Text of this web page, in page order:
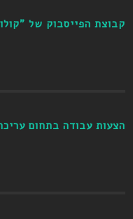
קבוצת הפייסבוק של
הצעות עבודה בתחום